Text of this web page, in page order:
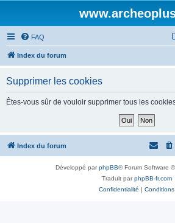
FAQ
Index du forum
Supprimer les cookies
Êtes-vous sûr de vouloir supprimer tous les
Index du forum
Développé parphpBB® Forum Software
Traduit parphpBB-fr.com
Confidentialité | Conditions